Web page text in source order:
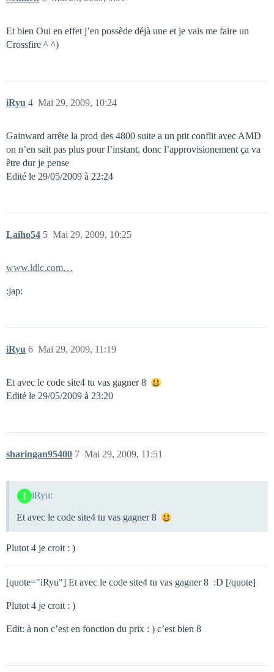
Et bien Oui en effet j’en possède déjà une et je vais me faire un
Crossfire ^ ^)
iRyu Mai 29, 2009, 10:24
4
Gainward arrête la prod des 4800 suite a un ptit conflit avec AMD
on n’en sait pas plus pour l’instant, donc l’approvisionement ça va
être dur je pense
Edité le 29/05/2009 à 22:24
Laiho54 Mai 29, 2009, 10:25
5
www.ldlc.com…
:jap:
iRyu Mai 29, 2009, 11:19
6
Et avec le code site4 tu vas gagner 8 
Edité le 29/05/2009 à 23:20
sharingan95400 Mai 29, 2009, 11:51
7
iRyu:
Et avec le code site4 tu vas gagner 8 
Plutot 4 je croit : )
[quote="iRyu"] Et avec le code site4 tu vas gagner 8  :D [/quote]
Plutot 4 je croit : )
Edit: à non c’est en fonction du prix : ) c’est bien 8